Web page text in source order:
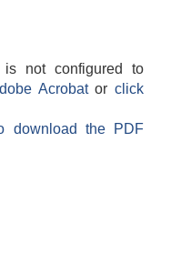
is not configured to
Acrobatorclick
download the PDF